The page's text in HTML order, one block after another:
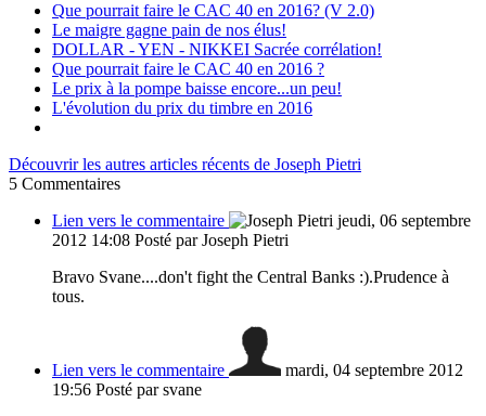
Que pourrait faire le CAC 40 en 2016? (V 2.0)
Le maigre gagne pain de nos élus!
DOLLAR - YEN - NIKKEI Sacrée corrélation!
Que pourrait faire le CAC 40 en 2016 ?
Le prix à la pompe baisse encore...un peu!
L'évolution du prix du timbre en 2016
Découvrir les autres articles récents de Joseph Pietri
5 Commentaires
Lien vers le commentaire
jeudi, 06 septembre
2012 14:08 Posté par Joseph Pietri
Bravo Svane....don't fight the Central Banks :).Prudence à
tous.
Lien vers le commentaire
mardi, 04 septembre 2012
19:56 Posté par svane